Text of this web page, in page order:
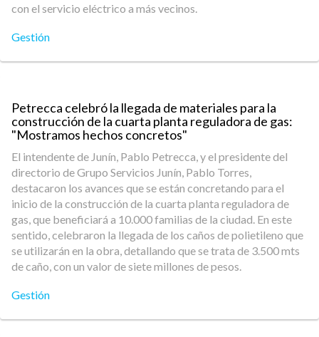
con el servicio eléctrico a más vecinos.
Gestión
Petrecca celebró la llegada de materiales para la
construcción de la cuarta planta reguladora de gas:
"Mostramos hechos concretos"
El intendente de Junín, Pablo Petrecca, y el presidente del
directorio de Grupo Servicios Junín, Pablo Torres,
destacaron los avances que se están concretando para el
inicio de la construcción de la cuarta planta reguladora de
gas, que beneficiará a 10.000 familias de la ciudad. En este
sentido, celebraron la llegada de los caños de polietileno que
se utilizarán en la obra, detallando que se trata de 3.500 mts
de caño, con un valor de siete millones de pesos.
Gestión